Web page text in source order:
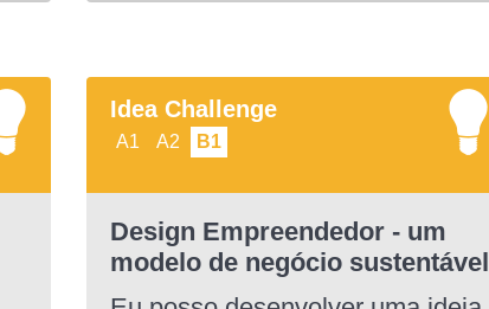
Idea Challenge
A1 A2 B1
Design Empreendedor - um
modelo de negócio sustentável